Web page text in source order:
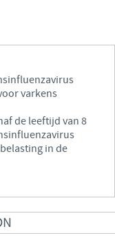
varkens
de leeftijd van 8
in de